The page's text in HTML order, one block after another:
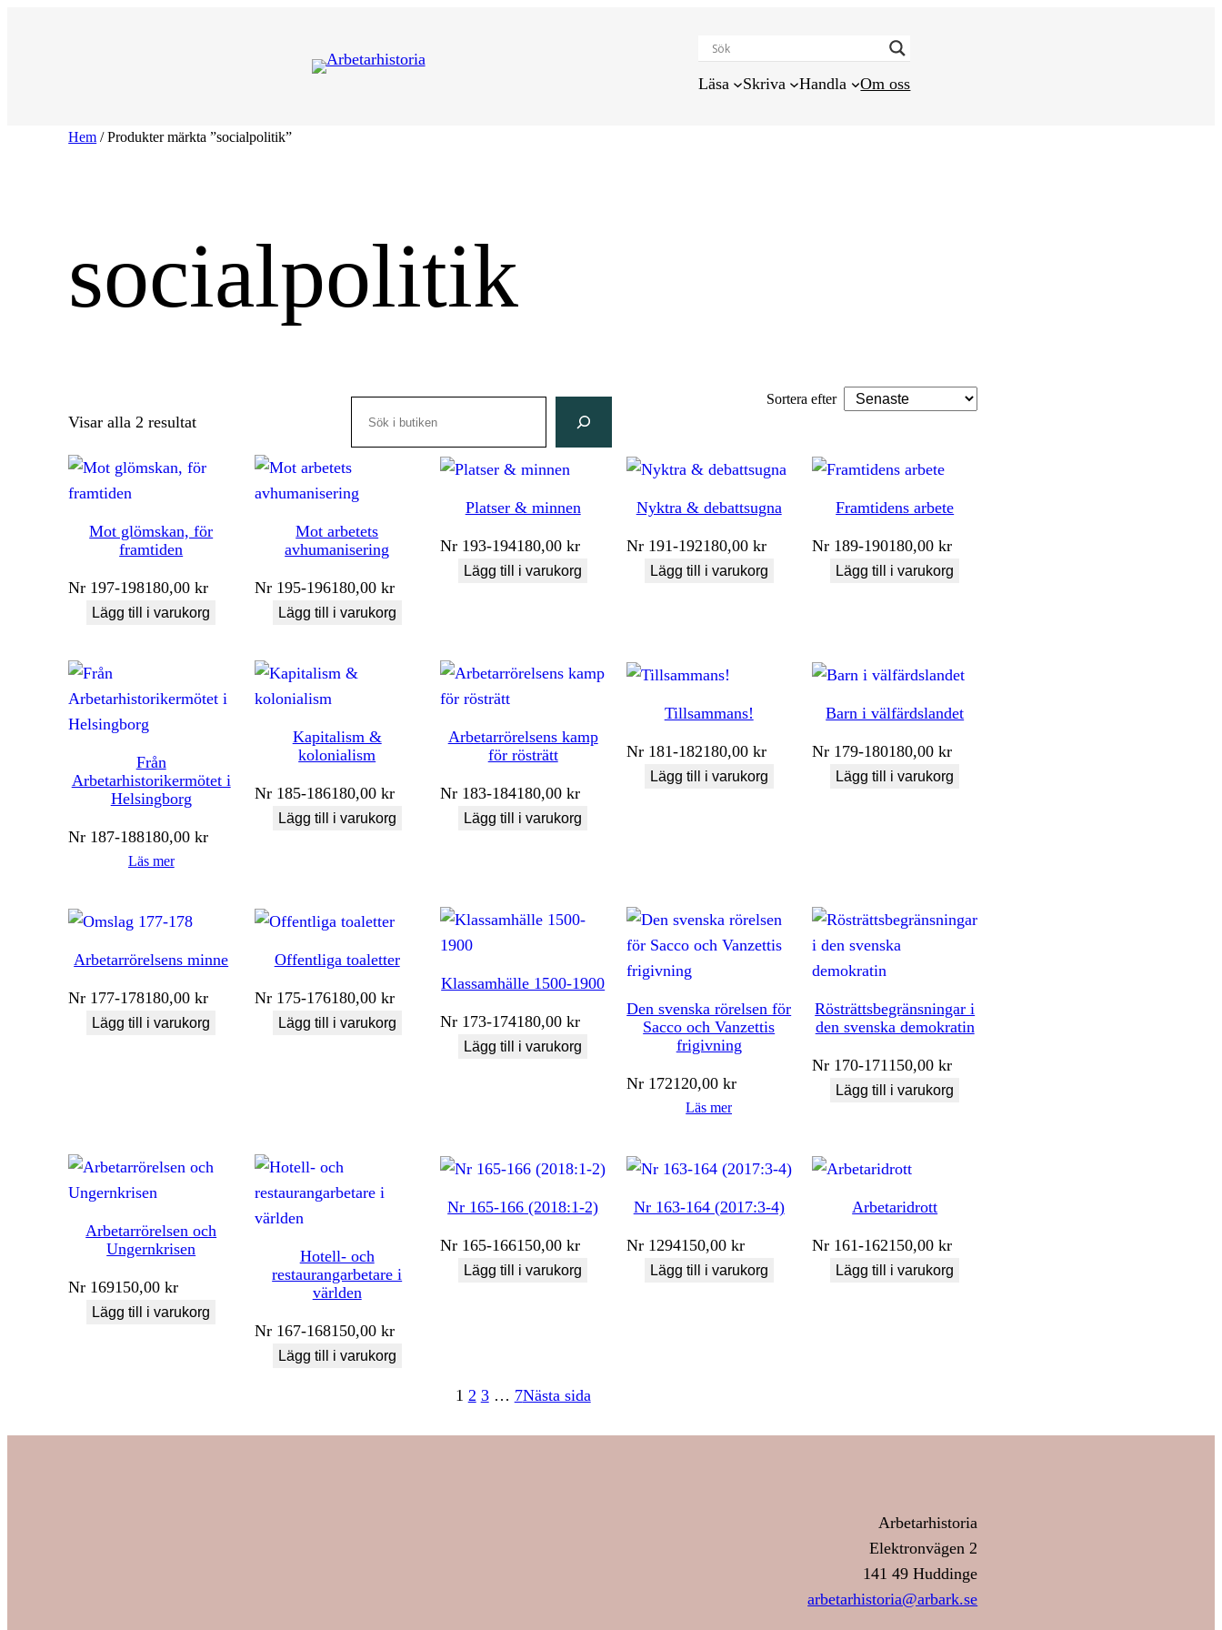
Läsa Skriva Handla Om oss
Hem / Produkter märkta ”socialpolitik”
socialpolitik
Visar alla 2 resultatSortera
senaste
Sortera efter
Mot glömskan, för
framtiden
Nr 197-198180,00kr
Lägg till i varukorg
Mot arbetets
avhumanisering
Nr 195-196180,00 kr
Lägg till i varukorg
Platser & minnen
Nr 193-194180,00kr
Lägg till i varukorg
Nyktra & debattsugna
Nr 191-192180,00 kr
Lägg till i varukorg
Framtidens arbete
Nr 189-190180,00kr
Lägg till i varukorg
Från
Arbetarhistorikermötet i
Helsingborg
Nr 187-188180,00kr
Läs mer
Kapitalism &
kolonialism
Nr 185-186180,00 kr
Lägg till i varukorg
Arbetarrörelsens kamp
för rösträtt
Nr 183-184180,00kr
Lägg till i varukorg
Tillsammans!
Nr 181-182180,00 kr
Lägg till i varukorg
Barn i välfärdslandet
Nr 179-180180,00kr
Lägg till i varukorg
Arbetarrörelsens minne
Nr 177-178180,00kr
Lägg till i varukorg
Offentliga toaletter
Nr 175-176180,00 kr
Lägg till i varukorg
Klassamhälle 1500-1900
Nr 173-174180,00kr
Lägg till i varukorg
Den svenska rörelsen för
Sacco och Vanzettis
frigivning
Nr 172120,00 kr
Läs mer
Rösträttsbegränsningar i
den svenska demokratin
Nr 170-171150,00kr
Lägg till i varukorg
Arbetarrörelsen och
Ungernkrisen
Nr 169150,00kr
Lägg till i varukorg
Hotell- och
restaurangarbetare i
världen
Nr 167-168150,00 kr
Lägg till i varukorg
Nr 165-166 (2018:1-2)
Nr 165-166150,00kr
Lägg till i varukorg
Nr 163-164 (2017:3-4)
Nr 1294150,00 kr
Lägg till i varukorg
Arbetaridrott
Nr 161-162150,00kr
Lägg till i varukorg
1 2 3 … 7Nästa sida
Arbetarhistoria
Elektronvägen 2
141 49 Huddinge
arbetarhistoria@arbark.se